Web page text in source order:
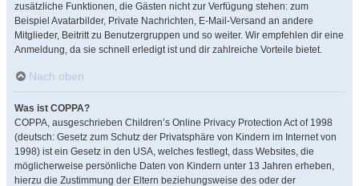
zusätzliche Funktionen, die Gästen nicht zur Verfügung stehen: zum
Beispiel Avatarbilder, Private Nachrichten, E-Mail-Versand an andere
Mitglieder, Beitritt zu Benutzergruppen und so weiter. Wir empfehlen dir eine
Anmeldung, da sie schnell erledigt ist und dir zahlreiche Vorteile bietet.
Nach oben
Was ist COPPA?
COPPA, ausgeschrieben Children’s Online Privacy Protection Act of 1998
(deutsch: Gesetz zum Schutz der Privatsphäre von Kindern im Internet von
1998) ist ein Gesetz in den USA, welches festlegt, dass Websites, die
möglicherweise persönliche Daten von Kindern unter 13 Jahren erheben,
hierzu die Zustimmung der Eltern beziehungsweise des oder der